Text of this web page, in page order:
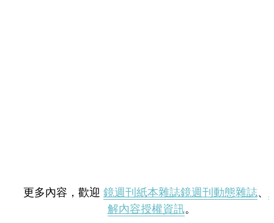
更多內容，歡迎 鏡週刊紙本雜誌鏡週刊動態雜誌、
解內容授權資訊。